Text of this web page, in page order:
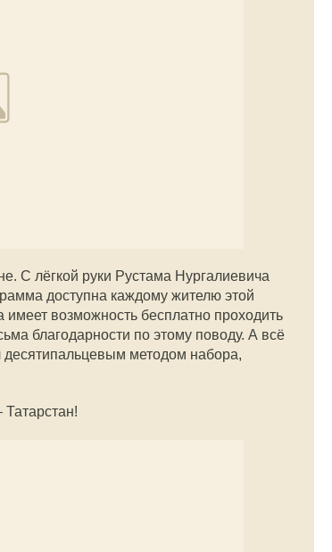
С лёгкой руки Рустама Нургалиевича
доступна каждому жителю этой
возможность бесплатно проходить
благодарности по этому поводу. А всё
десятипальцевым методом набора,
Татарстан!